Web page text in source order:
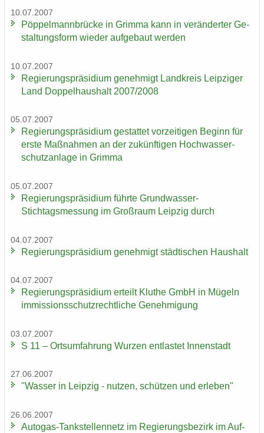
10.07.2007
Pöp­pel­mann­brü­cke in Grim­ma kann in ver­än­der­ter Ge­
stal­tungs­form wie­der auf­ge­baut wer­den
10.07.2007
Re­gie­rungs­prä­si­di­um ge­neh­migt Land­kreis Leip­zi­ger
Land Dop­pel­haus­halt 2007/2008
05.07.2007
Re­gie­rungs­prä­si­di­um ge­stat­tet vor­zei­ti­gen Be­ginn für
erste Maß­nah­men an der zu­künf­ti­gen Hoch­was­ser­
schutz­an­la­ge in Grim­ma
05.07.2007
Re­gie­rungs­prä­si­di­um führ­te Grundwasser-​
Stichtagsmessung im Groß­raum Leip­zig durch
04.07.2007
Re­gie­rungs­prä­si­di­um ge­neh­migt städ­ti­schen Haus­halt
04.07.2007
Re­gie­rungs­prä­si­di­um er­teilt Klu­the GmbH in Mü­geln
im­mis­si­ons­schutz­recht­li­che Ge­neh­mi­gung
03.07.2007
S 11 – Orts­um­fah­rung Wur­zen ent­las­tet In­nen­stadt
27.06.2007
"Was­ser in Leip­zig - nut­zen, schüt­zen und er­le­ben"
26.06.2007
Autogas-​Tankstellennetz im Re­gie­rungs­be­zirk im Auf­